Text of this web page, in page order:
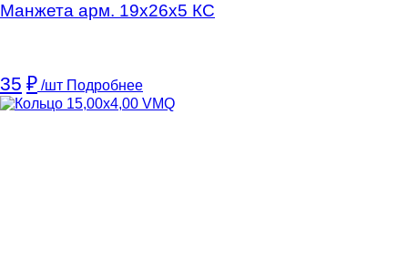
Манжета арм. 19х26х5 КC
35 ₽ /шт Подробнее